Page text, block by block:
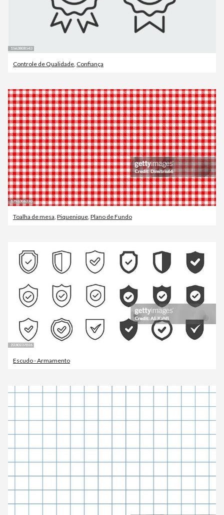
Controle de Qualidade Confiança
Toalha de mesa, Piquenique, Plano de Fundo
Escudo - Armamento